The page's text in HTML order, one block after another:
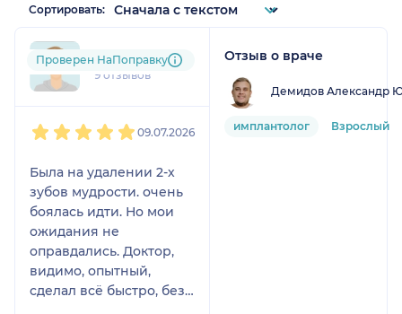
Сортировать:
+7xxxxxxxx16
9 отзывов
Проверен НаПоправку
09.07.2026
Была на удалении 2-х
зубов мудрости. очень
боялась идти. Но мои
ожидания не
оправдались. Доктор,
видимо, опытный,
сделал всё быстро, без
Отзыв о враче
Демидов Александр
имплантолог Взрослый